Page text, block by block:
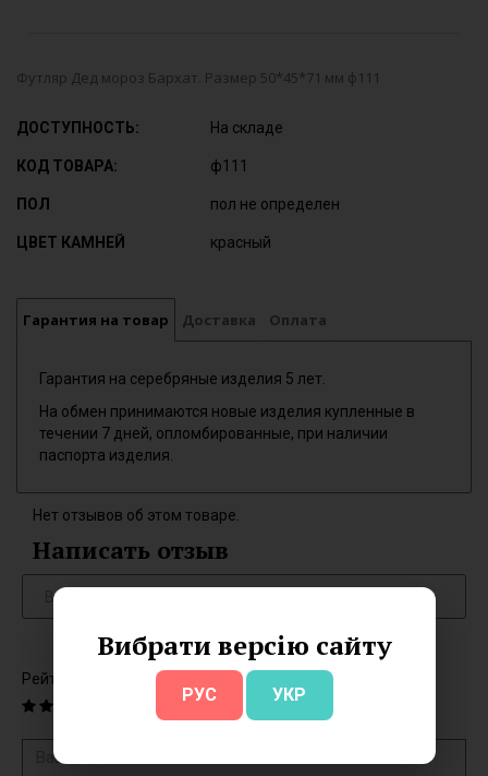
Вибрати версію сайту
РУС УКР
Футляр Дед мороз Бархат. Размер 50*45*71 мм ф111
ДОСТУПНОСТЬ: На складе
КОД ТОВАРА: ф111
ПОЛ пол не определен
ЦВЕТ КАМНЕЙ красный
Гарантия на товар Доставка Оплата
Гарантия на серебряные изделия 5 лет.
На обмен принимаются новые изделия купленные в
течении 7 дней, опломбированные, при наличии
паспорта изделия.
Нет отзывов об этом товаре.
Написать отзыв
Рейтинг